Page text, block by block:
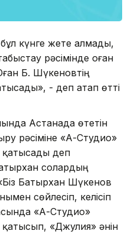
бұл күнге жете алмады,
рәсімінде оған
Б. Шүкеновтің
- деп атап өтті
Астанада өтетін
рәсіміне «А-Студио»
деп
солардың
Батырхан Шүкенов
сөйлесіп, келісіп
«А-Студио»
«Джулия» әнін